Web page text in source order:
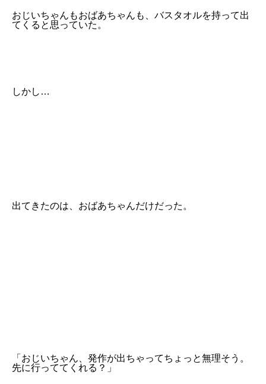
おじいちゃんもおばあちゃんも、バスタオルを持って出
てくると思っていた。
しかし…
出てきたのは、おばあちゃんだけだった。
「おじいちゃん、発作が出ちゃってちょっと無理そう。
先に行っててくれる？」